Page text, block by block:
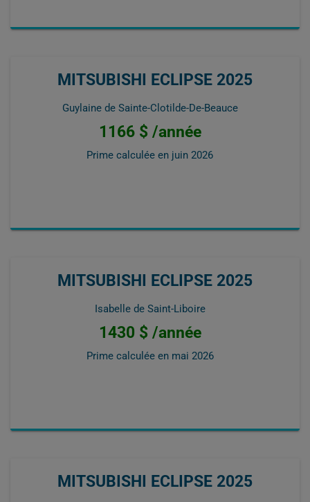
MITSUBISHI ECLIPSE 2025
Guylaine de Sainte-Clotilde-De-Beauce
1166 $ /année
Prime calculée en juin 2026
MITSUBISHI ECLIPSE 2025
Isabelle de Saint-Liboire
1430 $ /année
Prime calculée en mai 2026
MITSUBISHI ECLIPSE 2025